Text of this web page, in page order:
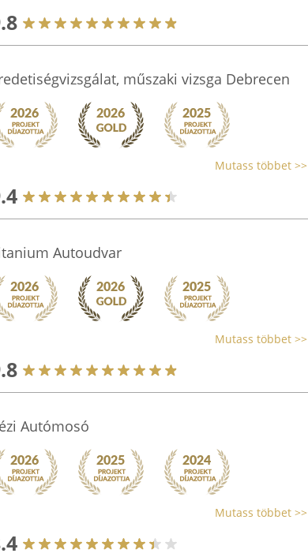
műszaki vizsga Debrecen
Mutass többet >>
Autoudvar
Mutass többet >>
Autómosó
Mutass többet >>